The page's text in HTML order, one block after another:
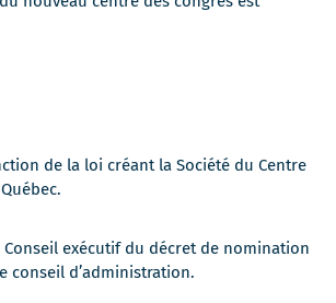
de la loi créant la Société du Centre
exécutif du décret de nomination
conseil d’administration.